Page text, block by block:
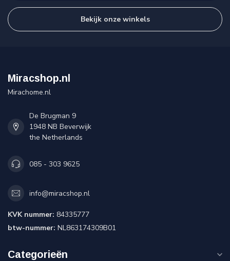
Bekijk onze winkels
Miracshop.nl
Mirachome.nl
De Brugman 9
1948 NB Beverwijk
the Netherlands
085 - 303 9625
info@miracshop.nl
KVK nummer: 84335777
btw-nummer: NL863174309B01
Categorieën